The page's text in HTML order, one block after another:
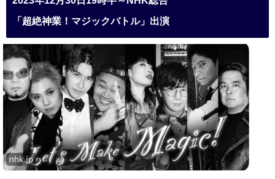
「超絶神業！マジックバトル」出演